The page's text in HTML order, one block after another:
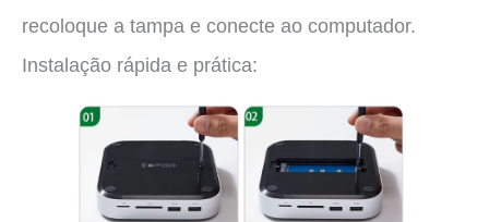
recoloque a tampa e conecte ao computador.
Instalação rápida e prática: